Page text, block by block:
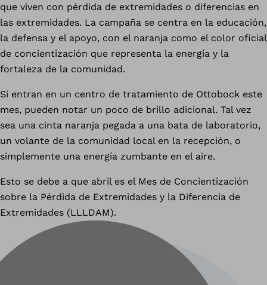
que viven con pérdida de extremidades o diferencias en
las extremidades. La campaña se centra en la educación,
la defensa y el apoyo, con el naranja como el color oficial
de concientización que representa la energía y la
fortaleza de la comunidad.
Si entran en un centro de tratamiento de Ottobock este
mes, pueden notar un poco de brillo adicional. Tal vez
sea una cinta naranja pegada a una bata de laboratorio,
un volante de la comunidad local en la recepción, o
simplemente una energía zumbante en el aire.
Esto se debe a que abril es el Mes de Concientización
sobre la Pérdida de Extremidades y la Diferencia de
Extremidades (LLLDAM).